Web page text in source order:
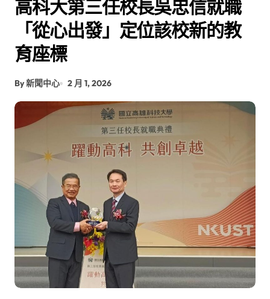
高科大第三任校長吳忠信就職
「從心出發」定位該校新的教
育座標
By 新聞中心 2 月 1, 2026